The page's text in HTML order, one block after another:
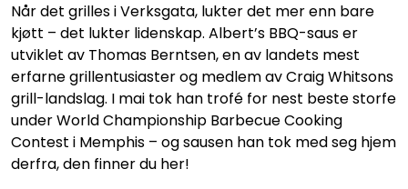
Når det grilles i Verksgata, lukter det mer enn bare
kjøtt – det lukter lidenskap. Albert’s BBQ-saus er
utviklet av Thomas Berntsen, en av landets mest
erfarne grillentusiaster og medlem av Craig Whitsons
grill-landslag. I mai tok han trofé for nest beste storfe
under World Championship Barbecue Cooking
Contest i Memphis – og sausen han tok med seg hjem
derfra, den finner du her!